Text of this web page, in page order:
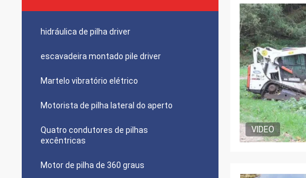
hidráulica de pilha driver
escavadeira montado pile driver
Martelo vibratório elétrico
Motorista de pilha lateral do aperto
Quatro condutores de pilhas
excêntricas
Motor de pilha de 360 graus
VIDEO